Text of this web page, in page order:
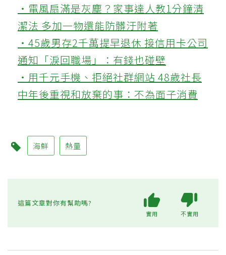
‧電風扇滿是灰塵？家事達人教1分鐘清
潔法 多加一物還能防髒汙附著
‧45歲男存2千萬提早退休 接信用卡公司
通知「淚回職場」：有錢也碰壁
‧用千元手機、拒絕社群網站 48歲社長
中年後重視和放棄的事：不為面子消費
海鮮 熱量
這篇文章對你有幫助嗎?
實用 不實用